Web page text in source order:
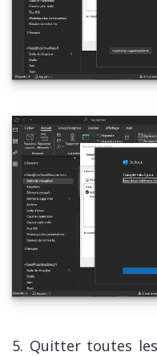
5. Quitter toutes